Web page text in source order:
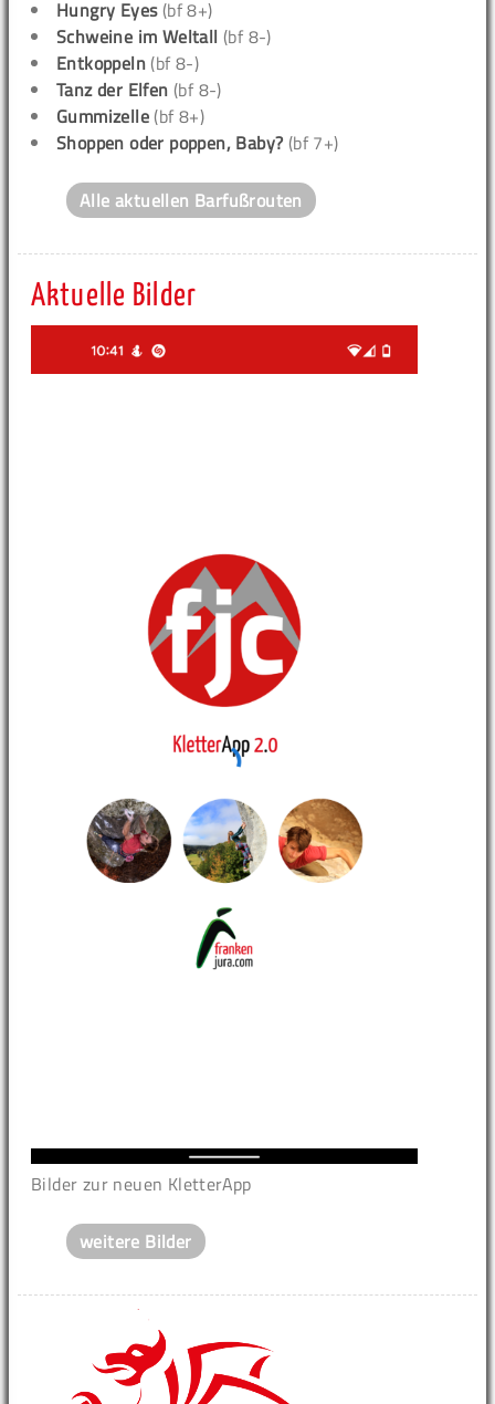
Hungry Eyes(bf 8+)
Schweine im Weltall (bf 8-)
Entkoppeln (bf 8-)
Tanz der Elfen (bf 8-)
Gummizelle (bf 8+)
Shoppen oder poppen, Baby? (bf 7+)
Alle aktuellen Barfußrouten
Aktuelle Bilder
Bilder zur neuen KletterApp
weitere Bilder